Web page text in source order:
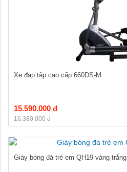
Xe đạp tập cao cấp 660DS-M
15.590.000 đ
16.380.000 đ
Giày bóng đá trẻ em QH19 vàng trắng